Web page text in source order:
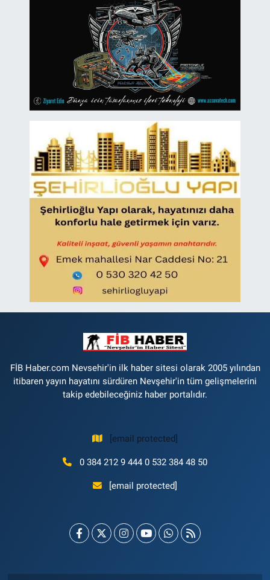
FİB Haber.com Nevsehir'in ilk haber sitesi olarak 2005 yılından
itibaren yayın hayatını sürdüren Nevşehir'in tüm gelişmelerini
takip edebileceğiniz haber portalıdır.
[email protected]
0 384 212 9 444 0 532 384 48 50
[email protected]